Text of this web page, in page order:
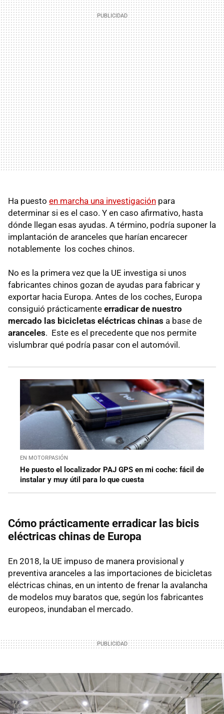
Ha puesto en marcha una investigación para
determinar si es el caso. Y en caso afirmativo, hasta
dónde llegan esas ayudas. A término, podría suponer la
implantación de aranceles que harían encarecer
notablemente los coches chinos.
No es la primera vez que la UE investiga si unos
fabricantes chinos gozan de ayudas para fabricar y
exportar hacia Europa. Antes de los coches, Europa
consiguió prácticamente erradicar de nuestro
mercado las bicicletas eléctricas chinas a base de
aranceles. Este es el precedente que nos permite
vislumbrar qué podría pasar con el automóvil.
EN MOTORPASIÓN
He puesto el localizador PAJ GPS en mi coche: fácil de
instalar y muy útil para lo que cuesta
Cómo prácticamente erradicar las bicis
eléctricas chinas de Europa
En 2018, la UE impuso de manera provisional y
preventiva aranceles a las importaciones de bicicletas
eléctricas chinas, en un intento de frenar la avalancha
de modelos muy baratos que, según los fabricantes
europeos, inundaban el mercado.